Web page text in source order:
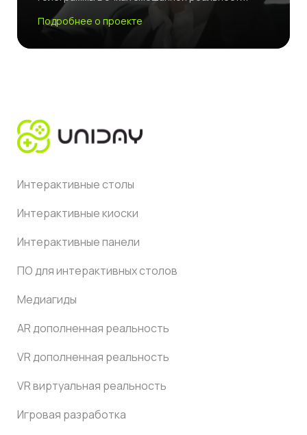
Подробнее о проекте
Интерактивные столы
Интерактивные киоски
Интерактивные панели
ПО для интерактивных столов
Медиагиды
AR дополненная реальность
VR дополненная реальность
VR виртуальная реальность
Игровая разработка